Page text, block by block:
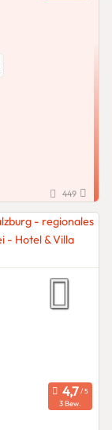
449
3 Bew.